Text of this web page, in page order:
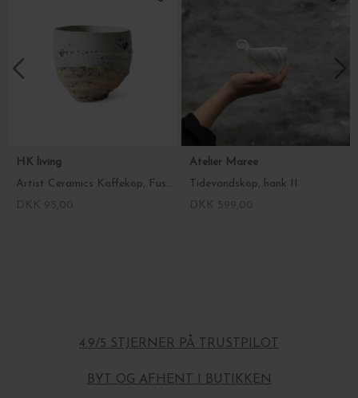
HK living
Artist Ceramics Kaffekop, Fused
Atelier Maree
Tidevandskop, hank II
4.9/5 STJERNER PÅ TRUSTPILOT
BYT OG AFHENT I BUTIKKEN